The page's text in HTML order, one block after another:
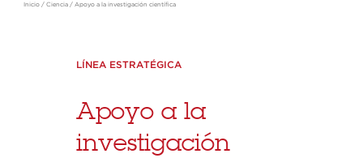
Inicio / Ciencia / Apoyo a la investigación científica
LÍNEA ESTRATÉGICA
Apoyo a la
investigación